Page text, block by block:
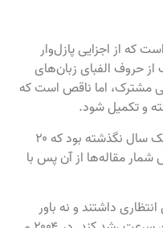
که از اجزایی پازل‌وار
حروف الفبای زبان‌های
مشترک، اما ناقص است که
و تکمیل شود.
با هدف جدید یک سال نگذشته بود که ۲۰
شمار مقاله‌ها از آن پس با
داشتند و نه باور